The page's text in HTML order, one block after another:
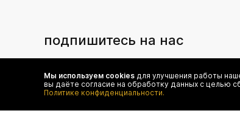
подпишитесь на нас
и специальным предложениям
Мы используем cookies для улучшения работы
вы даёте согласие на обработку данных с целью
Политике конфиденциальности.